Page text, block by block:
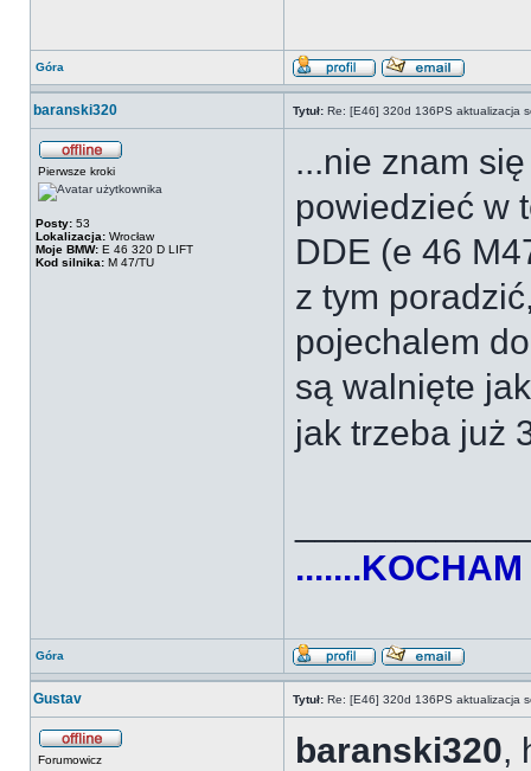
Góra
baranski320 Tytuł: Re: [E46] 320d 136PS aktualizacja
Pierwsze kroki
Posty: 53
Lokalizacja: Wrocław
Moje BMW: E 46 320 D LIFT
Kod silnika: M 47/TU
...nie znam
powiedzieć w
DDE (e 46
z tym
pojechalem
są walnięte
jak trzeba już
Góra
Gustav Tytuł: Re: [E46] 320d 136PS aktualizacja
Forumowicz baranski320,